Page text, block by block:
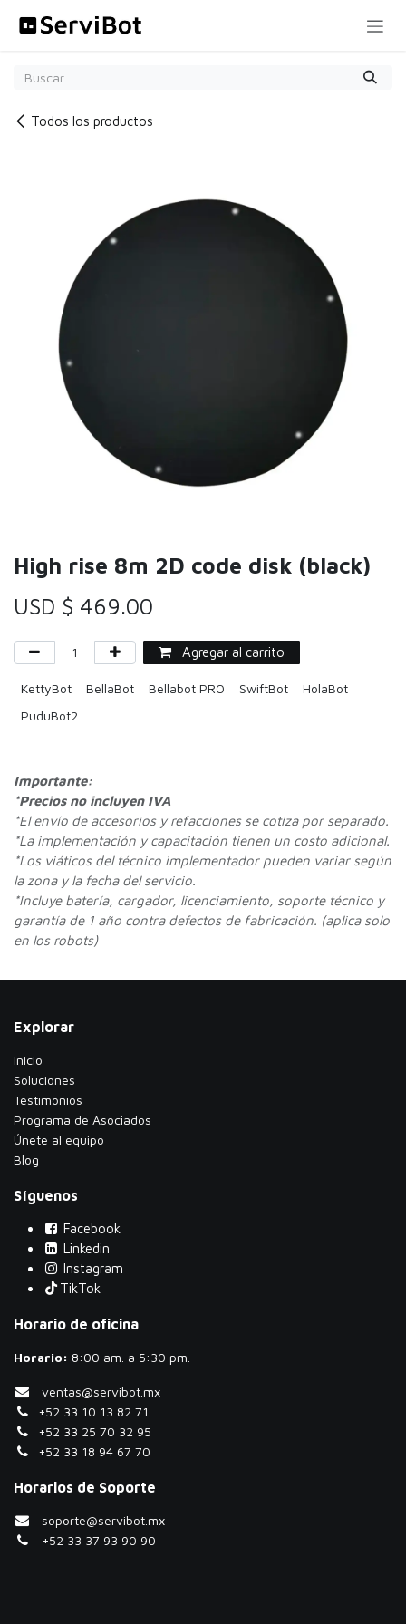
Todos los productos
High rise 8m 2D code disk (black)
USD $ 469.00
Agregar al carrito
KettyBot BellaBot Bellabot PRO SwiftBot
HolaBot
PuduBot2
Importante:
*Precios no incluyen IVA
*El envío de accesorios y refacciones se cotiza por separado.
*La implementación y capacitación tienen un costo adicional.
*Los viáticos del técnico implementador pueden variar según
la zona y la fecha del servicio.
*Incluye batería, cargador, licenciamiento, soporte técnico y
garantía de 1 año contra defectos de fabricación. (aplica solo
en los robots)
Explorar
Inicio
Soluciones
Testimonios
​Programa de Asociados
Únete al equipo
Blog
Síguenos
Facebook
Linkedin
Instagram
TikTok
Horario de oficina
Horario: ​8:00 am. a 5:30 pm.
ventas@servibot.mx
+52 33 10 13 82 71
+52 33 25 70 32 95
+52 33 18 94 67 70
Horarios de Soporte
soporte@servibot.mx
+52 33 37 93 90 90